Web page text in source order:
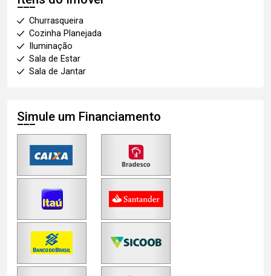
Churrasqueira
Cozinha Planejada
Iluminação
Sala de Estar
Sala de Jantar
Simule um Financiamento